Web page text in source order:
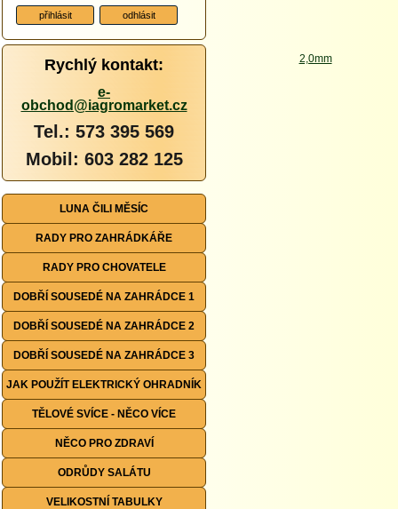
Rychlý kontakt:
e-
obchod@iagromarket.cz
Tel.: 573 395 569
Mobil: 603 282 125
LUNA ČILI MĚSÍC
RADY PRO ZAHRÁDKÁŘE
RADY PRO CHOVATELE
DOBŘÍ SOUSEDÉ NA ZAHRÁDCE 1
DOBŘÍ SOUSEDÉ NA ZAHRÁDCE 2
DOBŘÍ SOUSEDÉ NA ZAHRÁDCE 3
JAK POUŽÍT ELEKTRICKÝ OHRADNÍK
TĚLOVÉ SVÍCE - NĚCO VÍCE
NĚCO PRO ZDRAVÍ
ODRŮDY SALÁTU
VELIKOSTNÍ TABULKY